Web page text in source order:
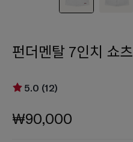
펀더멘탈 7인치 쇼츠
5.0 (12)
₩90,000